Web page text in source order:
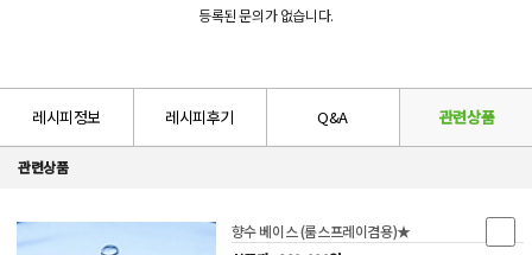
등록된 문의가 없습니다.
레시피정보 레시피후기 Q&A 관련상품
관련상품
향수 베이스 (룸스프레이겸용)★